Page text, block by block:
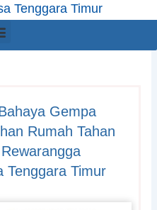
Tenggara Timur
Gempa
Rumah Tahan
Tenggara Timur